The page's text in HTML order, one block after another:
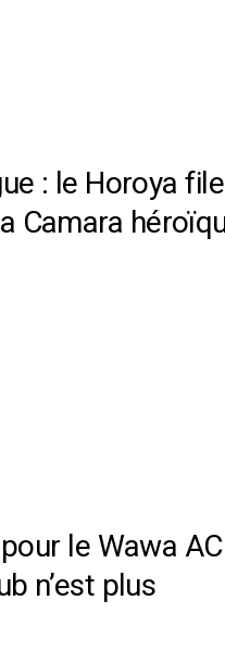
: le Horoya
Camara
le Wawa
n’est plus